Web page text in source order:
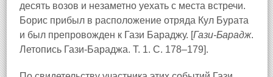
десять возов и незаметно уехать с места встречи.
Борис прибыл в расположение отряда Кул Бурата
и был препровожден к Гази Бараджу. [Гази-Барадж.
Летопись Гази-Бараджа. Т. 1. С. 178–179].